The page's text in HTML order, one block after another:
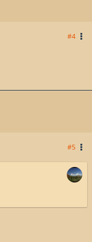
#4
#5